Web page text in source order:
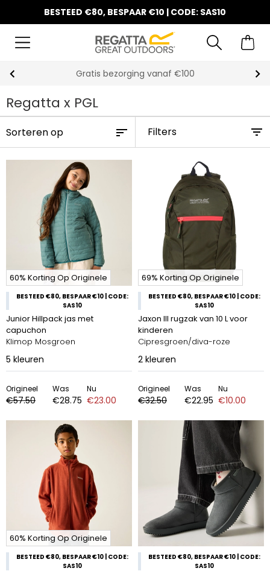
BESTEED €80, BESPAAR €10 | CODE: SAS10
10% korting op uw eerste bestelling
Regatta x PGL
Filters
60% Korting Op Originele
BESTEED €80, BESPAAR €10 | CODE:
SAS10
Junior Hillpack jas met
capuchon
Klimop Mosgroen
5 kleuren
Origineel
€57.50
Was
€28.75
Nu
€23.00
69% Korting Op Originele
BESTEED €80, BESPAAR €10 | CODE:
SAS10
Jaxon Ill rugzak van 10 L voor
kinderen
Cipresgroen/diva-roze
2 kleuren
Origineel
€32.50
Was
€22.95
Nu
€10.00
60% Korting Op Originele
BESTEED €80, BESPAAR €10 | CODE:
SAS10
BESTEED €80, BESPAAR €10 | CODE:
SAS10